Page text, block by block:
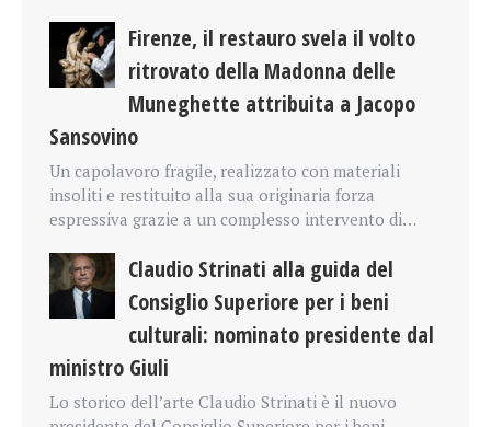
Firenze, il restauro svela il volto
ritrovato della Madonna delle
Muneghette attribuita a Jacopo
Sansovino
Un capolavoro fragile, realizzato con materiali
insoliti e restituito alla sua originaria forza
espressiva grazie a un complesso intervento di…
Claudio Strinati alla guida del
Consiglio Superiore per i beni
culturali: nominato presidente dal
ministro Giuli
Lo storico dell’arte Claudio Strinati è il nuovo